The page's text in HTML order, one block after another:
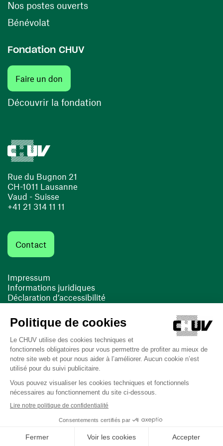
Rue du Bugnon 21
CH-1011 Lausanne
Vaud - Suisse
+41 21 314 11 11
Contact
Impressum
Informations juridiques
Déclaration d’accessibilité
Cookies
(ouvre une nouvelle fenêtre)
(ouvre une nouvelle fenêtre)
Dernière mise à jour le 17/03/2026 à 13:10
Nos postes ouverts(ouvre une nouvelle fenêtre)
Bénévolat
Fondation CHUV
Faire un don
Découvrir la fondation